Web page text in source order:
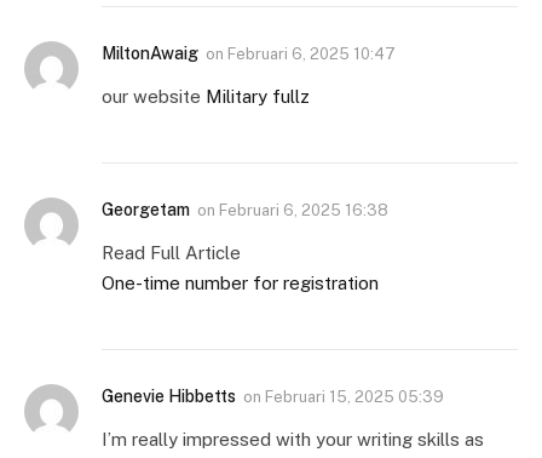
MiltonAwaig on Februari 6, 2025 10:47
our website Military fullz
Georgetam on Februari 6, 2025 16:38
Read Full Article
One-time number for registration
Genevie Hibbetts on Februari 15, 2025 05:39
I’m really impressed with your writing skills as